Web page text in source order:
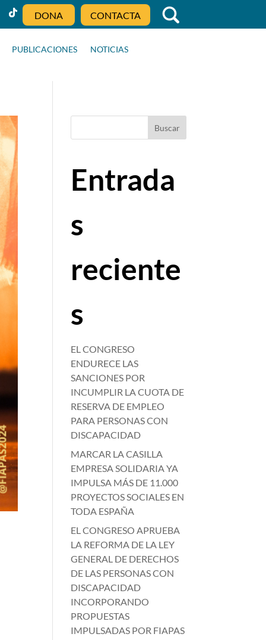
DONA CONTACTA
PUBLICACIONES NOTICIAS
Buscar
Entrada
s
reciente
s
EL CONGRESO
ENDURECE LAS
SANCIONES POR
INCUMPLIR LA CUOTA DE
RESERVA DE EMPLEO
PARA PERSONAS CON
DISCAPACIDAD
MARCAR LA CASILLA
EMPRESA SOLIDARIA YA
IMPULSA MÁS DE 11.000
PROYECTOS SOCIALES EN
TODA ESPAÑA
EL CONGRESO APRUEBA
LA REFORMA DE LA LEY
GENERAL DE DERECHOS
DE LAS PERSONAS CON
DISCAPACIDAD
INCORPORANDO
PROPUESTAS
IMPULSADAS POR FIAPAS